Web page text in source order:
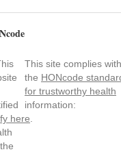
This site complies with
the HONcode
for trustworthy health
information:
here